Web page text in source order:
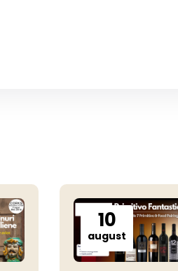
10
august